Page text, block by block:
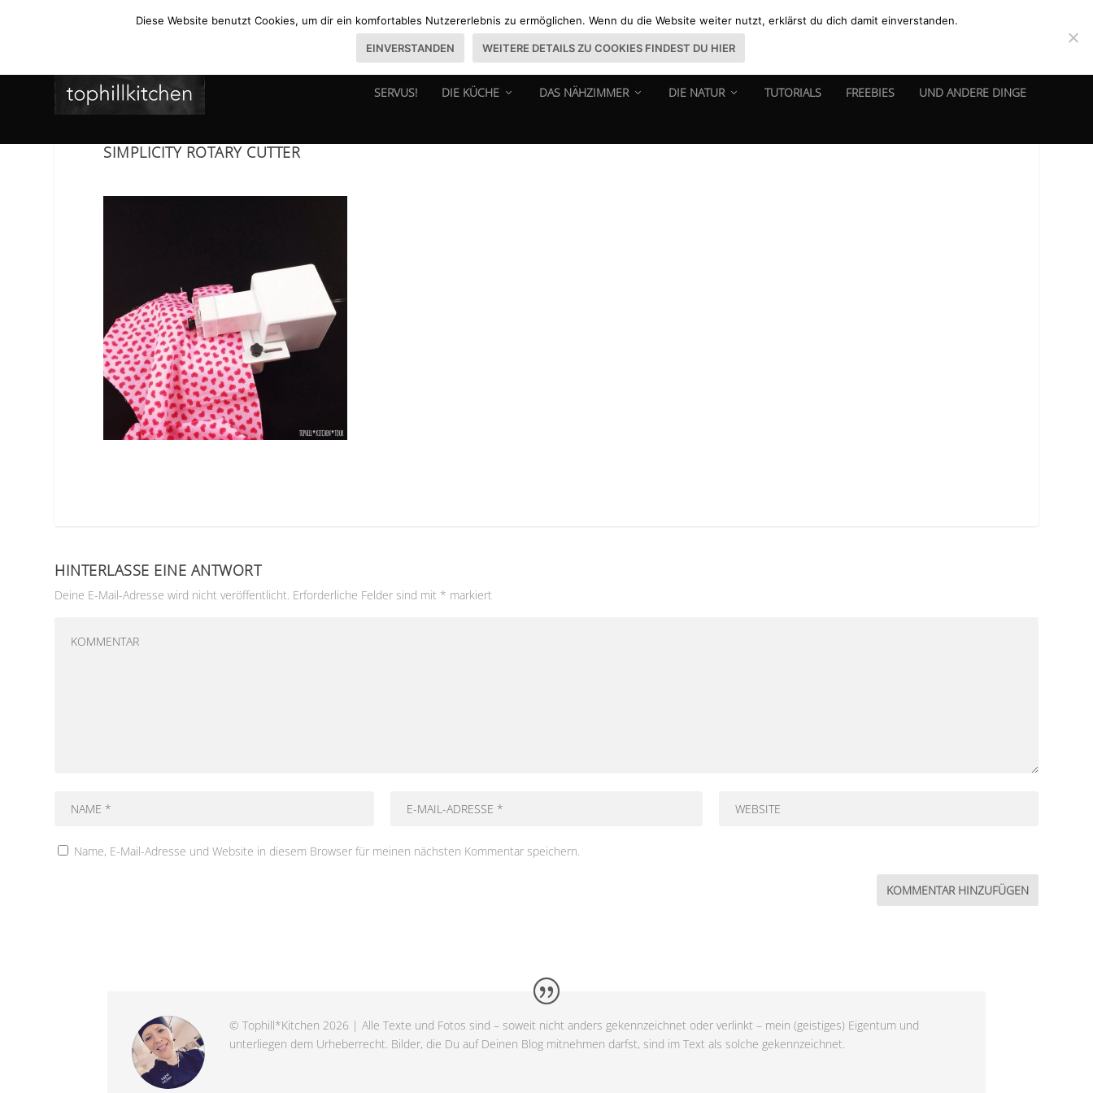
SERVUS! DIE KÜCHE DAS NÄHZIMMER DIE NATUR TUTORIALS FREEBIES UND ANDERE DINGE
SIMPLICITY ROTARY CUTTER
HINTERLASSE EINE ANTWORT
Deine E-Mail-Adresse wird nicht veröffentlicht. Erforderliche Felder sind mit * markiert
Name, E-Mail-Adresse und Website in diesem Browser für meinen nächsten Kommentar speichern.
© Tophill*Kitchen 2026 | Alle Texte und Fotos sind – soweit nicht anders gekennzeichnet oder verlinkt – mein (geistiges) Eigentum und
unterliegen dem Urheberrecht. Bilder, die Du auf Deinen Blog mitnehmen darfst, sind im Text als solche gekennzeichnet.
Diese Website benutzt Cookies, um dir ein komfortables Nutzererlebnis zu ermöglichen. Wenn du die Website weiter nutzt, erklärst du dich damit einverstanden.
EINVERSTANDEN WEITERE DETAILS ZU COOKIES FINDEST DU HIER